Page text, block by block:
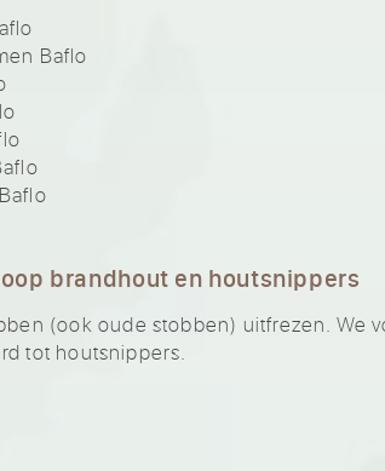
Baflo
brandhout en houtsnippers
(ook oude stobben) uitfrezen. We
tot houtsnippers.